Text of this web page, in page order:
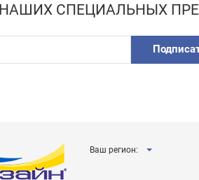
СПЕЦИАЛЬНЫХ
Ваш регион: